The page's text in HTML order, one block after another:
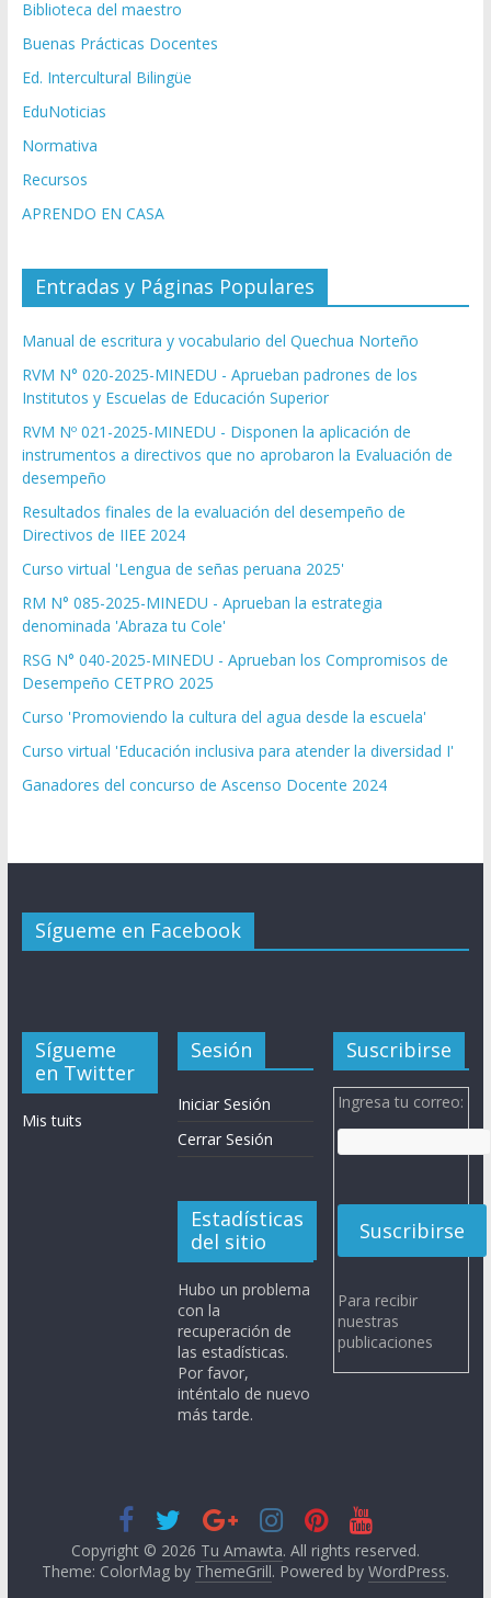
Biblioteca del maestro
Buenas Prácticas Docentes
Ed. Intercultural Bilingüe
EduNoticias
Normativa
Recursos
APRENDO EN CASA
Entradas y Páginas Populares
Manual de escritura y vocabulario del Quechua Norteño
RVM N° 020-2025-MINEDU - Aprueban padrones de los
Institutos y Escuelas de Educación Superior
RVM Nº 021-2025-MINEDU - Disponen la aplicación de
instrumentos a directivos que no aprobaron la Evaluación de
desempeño
Resultados finales de la evaluación del desempeño de
Directivos de IIEE 2024
Curso virtual 'Lengua de señas peruana 2025'
RM N° 085-2025-MINEDU - Aprueban la estrategia
denominada 'Abraza tu Cole'
RSG N° 040-2025-MINEDU - Aprueban los Compromisos de
Desempeño CETPRO 2025
Curso 'Promoviendo la cultura del agua desde la escuela'
Curso virtual 'Educación inclusiva para atender la diversidad I'
Ganadores del concurso de Ascenso Docente 2024
Sígueme en Facebook
Sígueme
en Twitter
Mis tuits
Sesión
Iniciar Sesión
Cerrar Sesión
Estadísticas
del sitio
Hubo un problema
con la
recuperación de
las estadísticas.
Por favor,
inténtalo de nuevo
más tarde.
Suscribirse
Ingresa tu correo:
Para recibir
nuestras
publicaciones
Copyright © 2026 Tu Amawta. All rights reserved.
Theme: ColorMag by ThemeGrill. Powered by WordPress.